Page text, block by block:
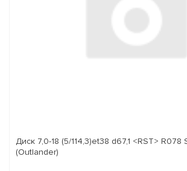
Диск 7,0-18 (5/114,3)et38 d67,1 <RST> R078
(Outlander)